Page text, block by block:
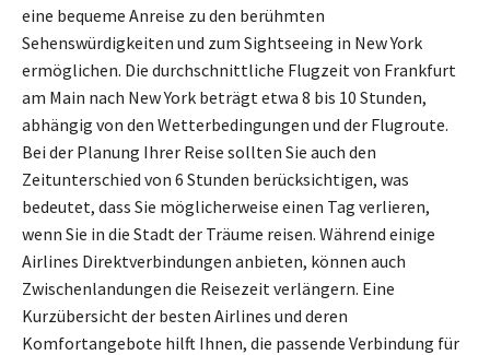
eine bequeme Anreise zu den berühmten
Sehenswürdigkeiten und zum Sightseeing in New York
ermöglichen. Die durchschnittliche Flugzeit von Frankfurt
am Main nach New York beträgt etwa 8 bis 10 Stunden,
abhängig von den Wetterbedingungen und der Flugroute.
Bei der Planung Ihrer Reise sollten Sie auch den
Zeitunterschied von 6 Stunden berücksichtigen, was
bedeutet, dass Sie möglicherweise einen Tag verlieren,
wenn Sie in die Stadt der Träume reisen. Während einige
Airlines Direktverbindungen anbieten, können auch
Zwischenlandungen die Reisezeit verlängern. Eine
Kurzübersicht der besten Airlines und deren
Komfortangebote hilft Ihnen, die passende Verbindung für